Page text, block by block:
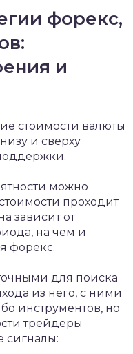
форекс,
и
стоимости валюты
и сверху
можно
проходит
зависит от
на чем и
форекс.
для поиска
из него, с ними
инструментов, но
трейдеры
сигналы: